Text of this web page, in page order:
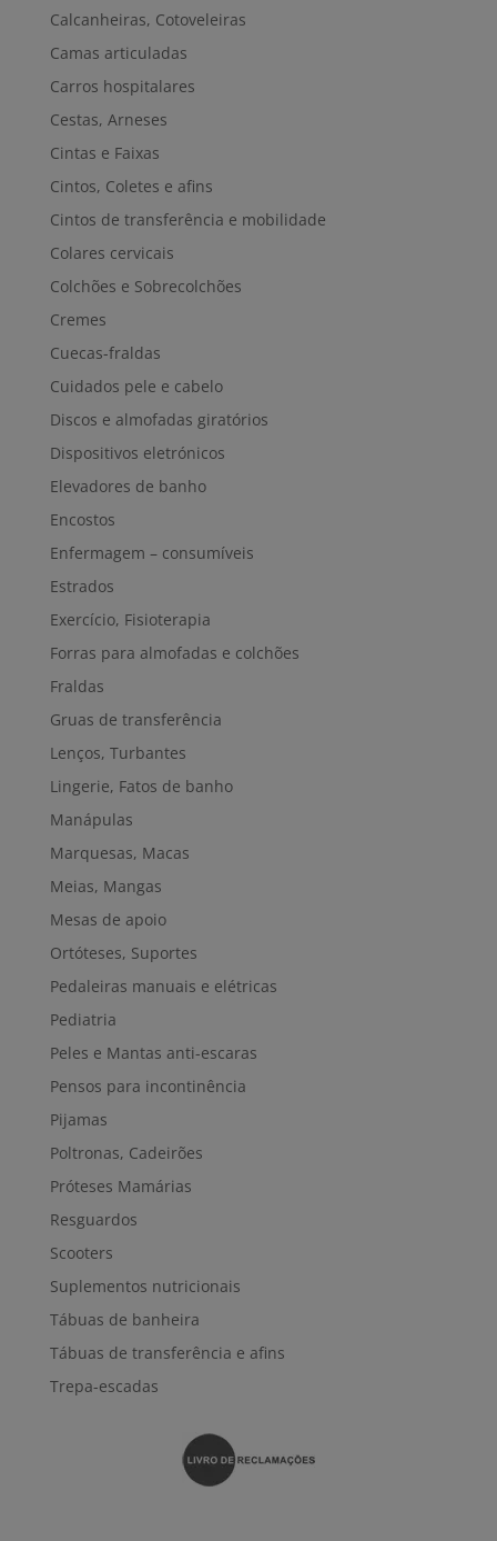
Calcanheiras, Cotoveleiras
Camas articuladas
Carros hospitalares
Cestas, Arneses
Cintas e Faixas
Cintos, Coletes e afins
Cintos de transferência e mobilidade
Colares cervicais
Colchões e Sobrecolchões
Cremes
Cuecas-fraldas
Cuidados pele e cabelo
Discos e almofadas giratórios
Dispositivos eletrónicos
Elevadores de banho
Encostos
Enfermagem – consumíveis
Estrados
Exercício, Fisioterapia
Forras para almofadas e colchões
Fraldas
Gruas de transferência
Lenços, Turbantes
Lingerie, Fatos de banho
Manápulas
Marquesas, Macas
Meias, Mangas
Mesas de apoio
Ortóteses, Suportes
Pedaleiras manuais e elétricas
Pediatria
Peles e Mantas anti-escaras
Pensos para incontinência
Pijamas
Poltronas, Cadeirões
Próteses Mamárias
Resguardos
Scooters
Suplementos nutricionais
Tábuas de banheira
Tábuas de transferência e afins
Trepa-escadas